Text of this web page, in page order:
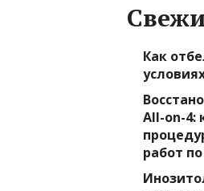
Как
All-on-4:
работ